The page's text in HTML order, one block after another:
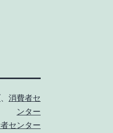
消費者セ
ンター
センター